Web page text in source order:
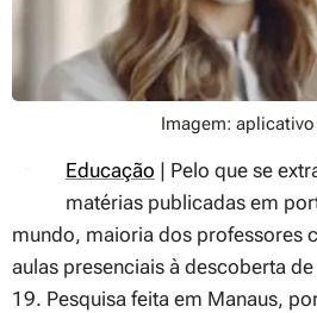
Imagem: aplicativo
Educação | Pelo que se
matérias publicadas em
mundo, maioria dos professores
aulas presenciais à descoberta
19. Pesquisa feita em Manaus,